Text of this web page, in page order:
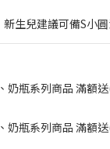
生兒建議可備S小
奶瓶系列商品 滿額
奶瓶系列商品 滿額